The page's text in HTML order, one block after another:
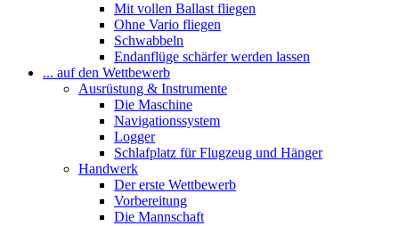
Mit vollen Ballast fliegen
Ohne Vario fliegen
Schwabbeln
Endanflüge schärfer werden lassen
... auf den Wettbewerb
Ausrüstung & Instrumente
Die Maschine
Navigationssystem
Logger
Schlafplatz für Flugzeug und Hänger
Handwerk
Der erste Wettbewerb
Vorbereitung
Die Mannschaft